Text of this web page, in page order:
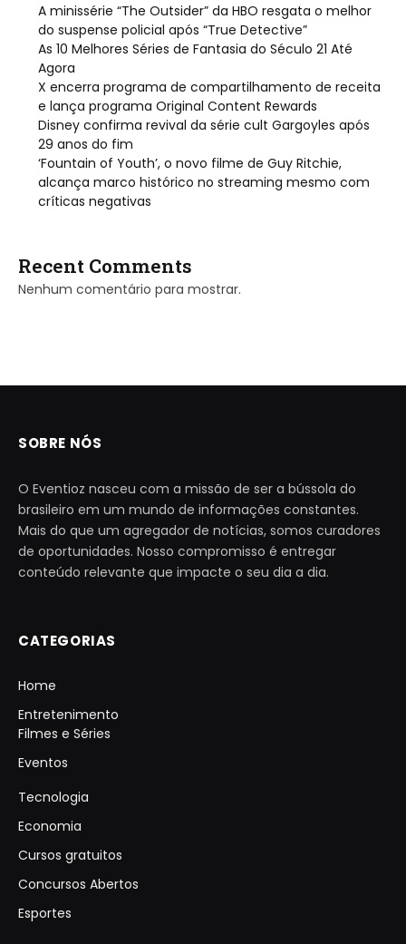
A minissérie “The Outsider” da HBO resgata o melhor
do suspense policial após “True Detective”
As 10 Melhores Séries de Fantasia do Século 21 Até
Agora
X encerra programa de compartilhamento de receita
e lança programa Original Content Rewards
Disney confirma revival da série cult Gargoyles após
29 anos do fim
‘Fountain of Youth’, o novo filme de Guy Ritchie,
alcança marco histórico no streaming mesmo com
críticas negativas
Recent Comments
Nenhum comentário para mostrar.
SOBRE NÓS
O Eventioz nasceu com a missão de ser a bússola do
brasileiro em um mundo de informações constantes.
Mais do que um agregador de notícias, somos curadores
de oportunidades. Nosso compromisso é entregar
conteúdo relevante que impacte o seu dia a dia.
CATEGORIAS
Home
Entretenimento
Filmes e Séries
Eventos
Tecnologia
Economia
Cursos gratuitos
Concursos Abertos
Esportes